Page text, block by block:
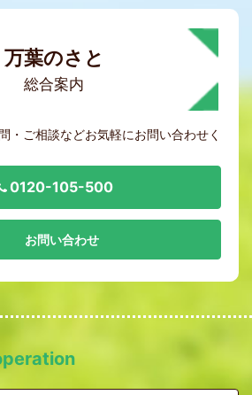
万葉のさと
総合案内
・ご相談などお気軽にお問い合わせく
0120-105-500
お問い合わせ